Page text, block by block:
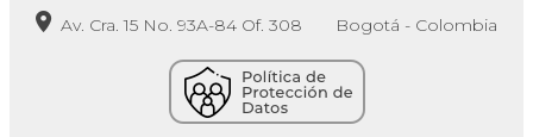
Av. Cra. 15 No. 93A-84 Of. 308 Bogotá - Colombia